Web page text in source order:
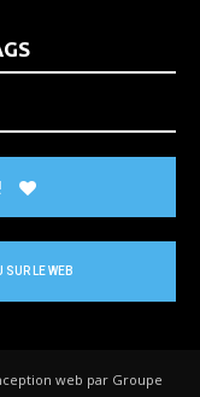
SUR LE WEB
web par Groupe